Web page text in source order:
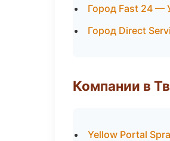
Город Fast 24 —
Город Direct
Компании в
Yellow Portal